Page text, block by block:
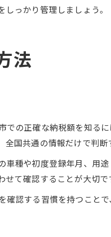
っかり管理しましょう。
法
の正確な納税額を知る
国共通の情報だけで判断
種や初度登録年月、用
て確認することが大切で
認する習慣を持つこと